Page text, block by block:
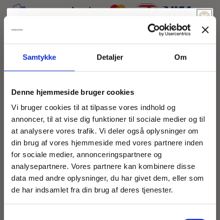
Samtykke Detaljer Om
Denne hjemmeside bruger cookies
Vi bruger cookies til at tilpasse vores indhold og
annoncer, til at vise dig funktioner til sociale medier og til
at analysere vores trafik. Vi deler også oplysninger om
din brug af vores hjemmeside med vores partnere inden
for sociale medier, annonceringspartnere og
analysepartnere. Vores partnere kan kombinere disse
data med andre oplysninger, du har givet dem, eller som
de har indsamlet fra din brug af deres tjenester.
Size guide
Flot viskose-nylon kjole med abstrakt sort-hvidt
print. Kjolen er med sidelommer, lange ærmer og
dybt V-cut ved halsudskæring. Bundsøm er rundet
og lidt kortere i siderne.
Denne model er str. M
Mål for str. M:
Halv bryst: 65 cm
Føler du dig heldig idag?
Fri fragt
-15% Rabat
Fri Fragt
-5% Rabat
-10% Rabat
-5% Rabat
Fri fragt
-15% Rabat
Fri Fragt
-5% Rabat
-10% Rabat
-5% Rabat